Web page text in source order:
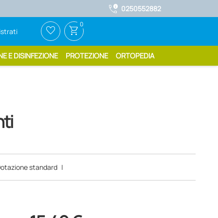
call_quality 0250552882
favorite_border shopping_cart 0
E DISINFEZIONE PROTEZIONE ORTOPEDIA
standard |